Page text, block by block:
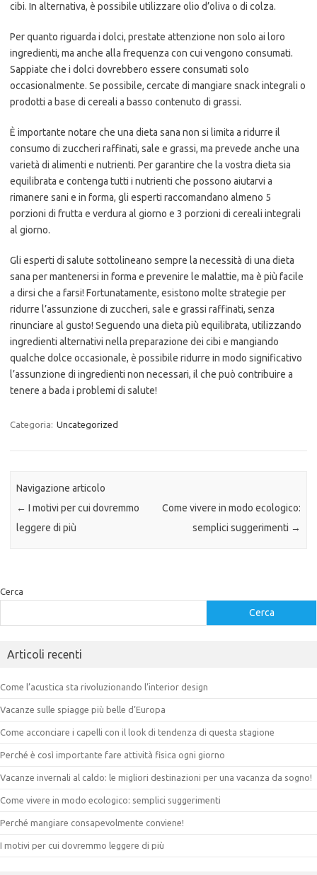
cibi. In alternativa, è possibile utilizzare olio d’oliva o di colza.
Per quanto riguarda i dolci, prestate attenzione non solo ai loro
ingredienti, ma anche alla frequenza con cui vengono consumati.
Sappiate che i dolci dovrebbero essere consumati solo
occasionalmente. Se possibile, cercate di mangiare snack integrali o
prodotti a base di cereali a basso contenuto di grassi.
È importante notare che una dieta sana non si limita a ridurre il
consumo di zuccheri raffinati, sale e grassi, ma prevede anche una
varietà di alimenti e nutrienti. Per garantire che la vostra dieta sia
equilibrata e contenga tutti i nutrienti che possono aiutarvi a
rimanere sani e in forma, gli esperti raccomandano almeno 5
porzioni di frutta e verdura al giorno e 3 porzioni di cereali integrali
al giorno.
Gli esperti di salute sottolineano sempre la necessità di una dieta
sana per mantenersi in forma e prevenire le malattie, ma è più facile
a dirsi che a farsi! Fortunatamente, esistono molte strategie per
ridurre l’assunzione di zuccheri, sale e grassi raffinati, senza
rinunciare al gusto! Seguendo una dieta più equilibrata, utilizzando
ingredienti alternativi nella preparazione dei cibi e mangiando
qualche dolce occasionale, è possibile ridurre in modo significativo
l’assunzione di ingredienti non necessari, il che può contribuire a
tenere a bada i problemi di salute!
Categoria: Uncategorized
Navigazione articolo
← I motivi per cui dovremmo
leggere di più
Come vivere in modo ecologico:
semplici suggerimenti →
Cerca
Cerca
Articoli recenti
Come l’acustica sta rivoluzionando l’interior design
Vacanze sulle spiagge più belle d’Europa
Come acconciare i capelli con il look di tendenza di questa stagione
Perché è così importante fare attività fisica ogni giorno
Vacanze invernali al caldo: le migliori destinazioni per una vacanza da sogno!
Come vivere in modo ecologico: semplici suggerimenti
Perché mangiare consapevolmente conviene!
I motivi per cui dovremmo leggere di più